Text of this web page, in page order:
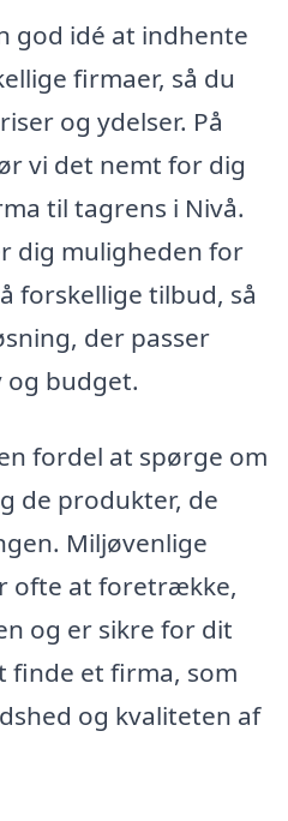
god idé at indhente
firmaer, så du
og ydelser. På
vi det nemt for dig
til tagrens i Nivå.
dig muligheden for
forskellige tilbud, så
der passer
og budget.
fordel at spørge om
de produkter, de
Miljøvenlige
ofte at foretrække,
og er sikre for dit
finde et firma, som
og kvaliteten af